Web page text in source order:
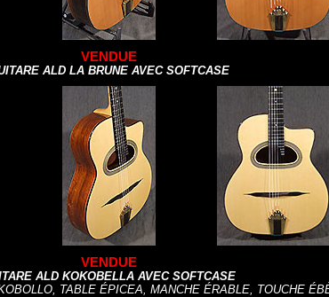
VENDUE
ALD LA BRUNE AVEC SOFTCASE
VENDUE
ALD KOKOBELLA AVEC SOFTCASE
TABLE ÉPICEA, MANCHE ÉRABLE, TOUCHE